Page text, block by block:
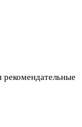
рекомендательные